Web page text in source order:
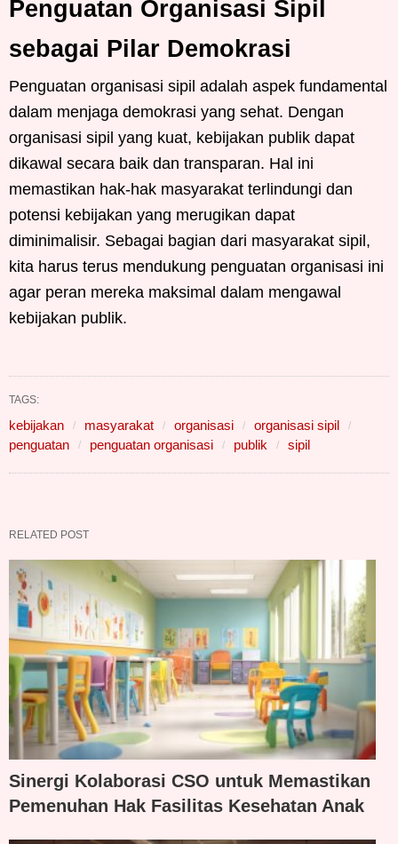
Penguatan Organisasi Sipil
sebagai Pilar Demokrasi
Penguatan organisasi sipil adalah aspek fundamental
dalam menjaga demokrasi yang sehat. Dengan
organisasi sipil yang kuat, kebijakan publik dapat
dikawal secara baik dan transparan. Hal ini
memastikan hak-hak masyarakat terlindungi dan
potensi kebijakan yang merugikan dapat
diminimalisir. Sebagai bagian dari masyarakat sipil,
kita harus terus mendukung penguatan organisasi ini
agar peran mereka maksimal dalam mengawal
kebijakan publik.
TAGS:
kebijakan masyarakat organisasi
organisasi sipil
penguatan
penguatan organisasi publik sipil
RELATED POST
Sinergi Kolaborasi CSO untuk Memastikan
Pemenuhan Hak Fasilitas Kesehatan Anak